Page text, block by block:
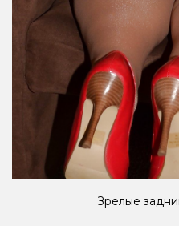
Зрелые